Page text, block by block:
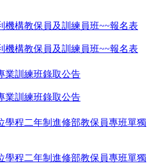
機構教保員及訓練員班~~報名表
機構教保員及訓練員班~~報名表
業訓練班錄取公告
業訓練班錄取公告
學程二年制進修部教保員專班單獨
學程二年制進修部教保員專班單獨